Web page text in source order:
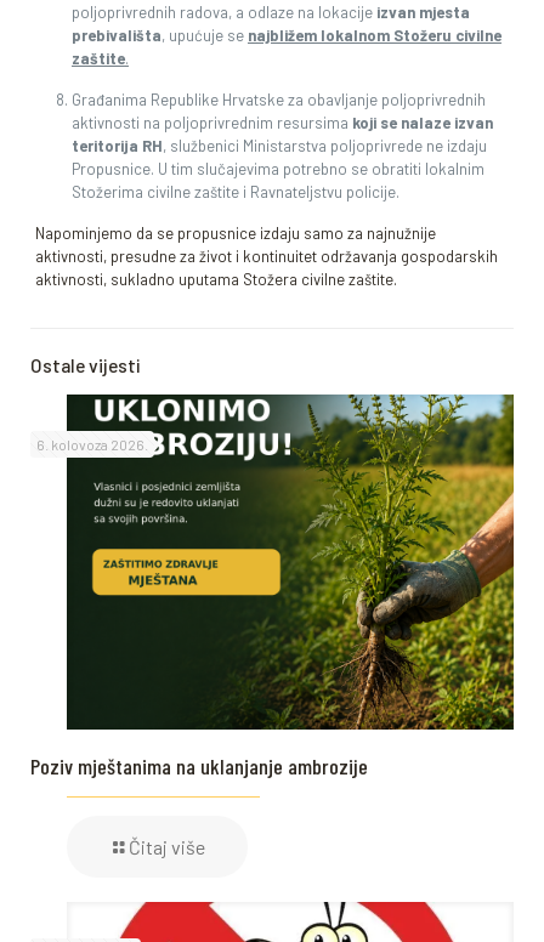
poljoprivrednih radova, a odlaze na lokacije izvan mjesta
prebivališta, upućuje se najbližem lokalnom Stožeru civilne
zaštite.
Građanima Republike Hrvatske za obavljanje poljoprivrednih
aktivnosti na poljoprivrednim resursima koji se nalaze izvan
teritorija RH, službenici Ministarstva poljoprivrede ne izdaju
Propusnice. U tim slučajevima potrebno se obratiti lokalnim
Stožerima civilne zaštite i Ravnateljstvu policije.
Napominjemo da se propusnice izdaju samo za najnužnije
aktivnosti, presudne za život i kontinuitet održavanja gospodarskih
aktivnosti, sukladno uputama Stožera civilne zaštite.
Ostale vijesti
6. kolovoza 2026.
Poziv mještanima na uklanjanje ambrozije
Čitaj više